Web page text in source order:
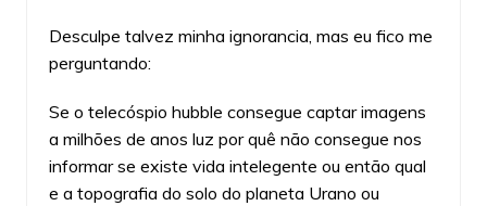
Desculpe talvez minha ignorancia, mas eu fico me
perguntando:
Se o telecóspio hubble consegue captar imagens
a milhões de anos luz por quê não consegue nos
informar se existe vida intelegente ou então qual
e a topografia do solo do planeta Urano ou